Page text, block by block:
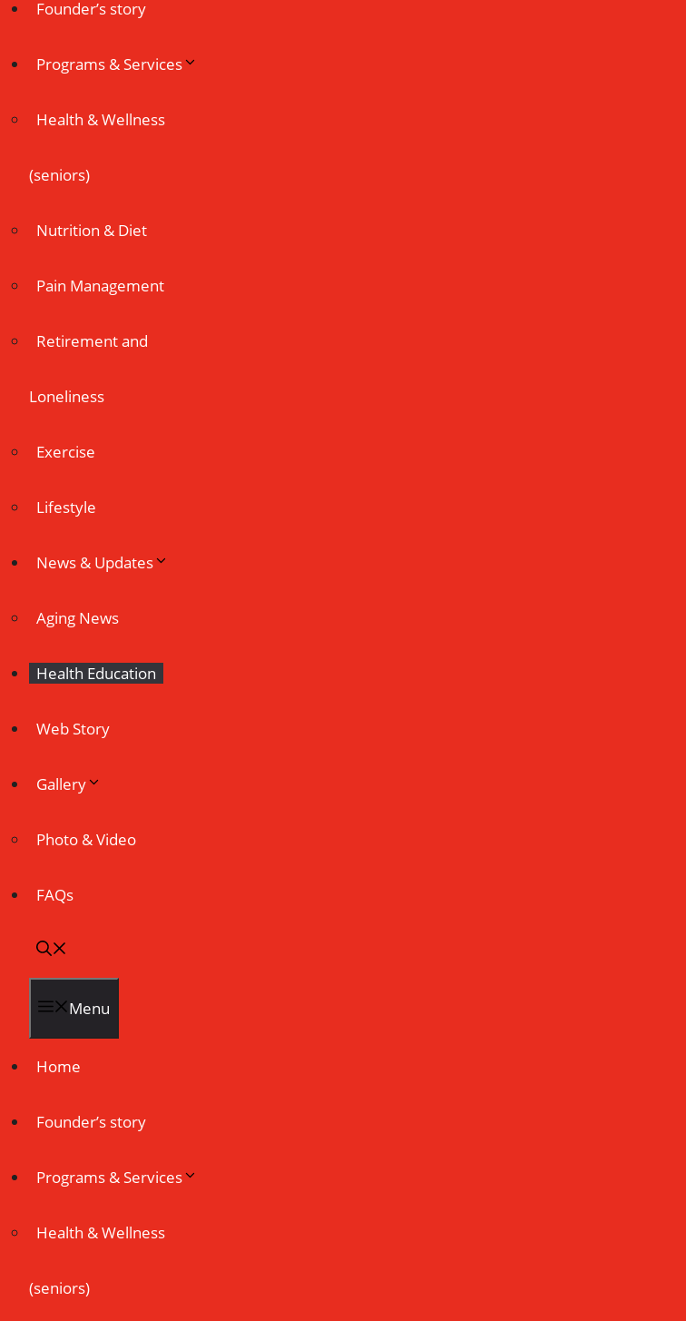
Founder’s story
Programs & Services
Health & Wellness
(seniors)
Nutrition & Diet
Pain Management
Retirement and
Loneliness
Exercise
Lifestyle
News & Updates
Aging News
Health Education
Web Story
Gallery
Photo & Video
FAQs
Menu
Home
Founder’s story
Programs & Services
Health & Wellness
(seniors)